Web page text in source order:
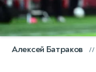
Алексей Батраков